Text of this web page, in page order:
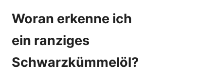
Woran erkenne ich
ein ranziges
Schwarzkümmelöl?